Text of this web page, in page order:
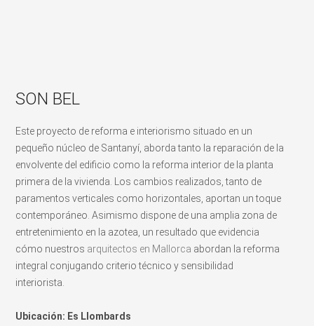
SON BEL
Este proyecto de reforma e interiorismo situado en un
pequeño núcleo de Santanyí, aborda tanto la reparación de la
envolvente del edificio como la reforma interior de la planta
primera de la vivienda. Los cambios realizados, tanto de
paramentos verticales como horizontales, aportan un toque
contemporáneo. Asimismo dispone de una amplia zona de
entretenimiento en la azotea, un resultado que evidencia
cómo nuestros arquitectos en Mallorca abordan la reforma
integral conjugando criterio técnico y sensibilidad
interiorista.
Ubicación: Es Llombards